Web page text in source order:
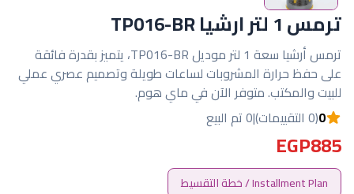
ترمس 1 لتر ارشيا TP016-BR
ترمس أرشيا سعة 1 لتر موديل TP016-BR، يتميز بقدرة فائقة
على حفظ حرارة المشروبات لساعات طويلة وتصميم عصري عملي
للبيت والمكتب. متوفر الآن في ماي هوم.
0(0 التقييمات) |0 تم البيع
EGP885
Installment Plan / خطة التقسيط